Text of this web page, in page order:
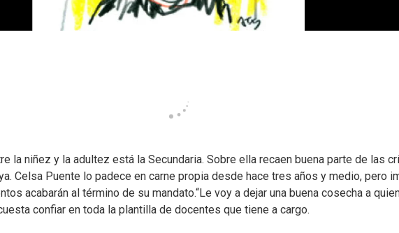
la niñez y la adultez está la Secundaria. Sobre ella recaen buena parte de las
Celsa Puente lo padece en carne propia desde hace tres años y medio, pero
acabarán al término de su mandato.“Le voy a dejar una buena cosecha a
confiar en toda la plantilla de docentes que tiene a cargo.